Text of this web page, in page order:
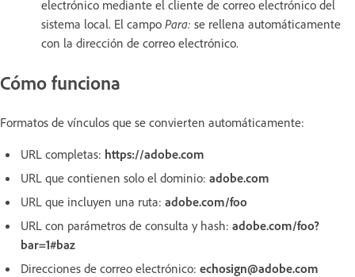
electrónico mediante el cliente de correo electrónico del
sistema local. El campo Para: se rellena automáticamente
con la dirección de correo electrónico.
Cómo funciona
Formatos de vínculos que se convierten automáticamente:
URL completas: https://adobe.com
URL que contienen solo el dominio: adobe.com
URL que incluyen una ruta: adobe.com/foo
URL con parámetros de consulta y hash: adobe.com/foo?
bar=1#baz
Direcciones de correo electrónico: echosign@adobe.com